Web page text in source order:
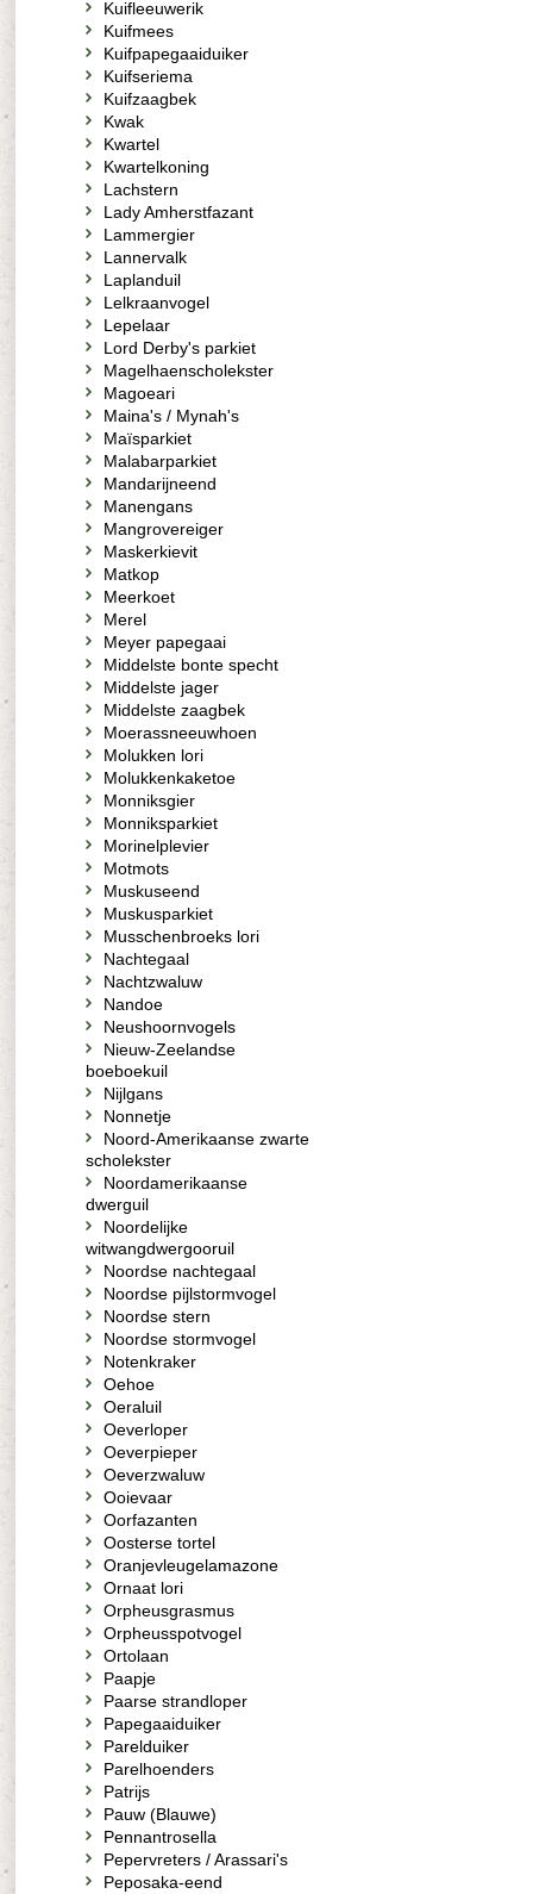
Kuifleeuwerik
Kuifmees
Kuifpapegaaiduiker
Kuifseriema
Kuifzaagbek
Kwak
Kwartel
Kwartelkoning
Lachstern
Lady Amherstfazant
Lammergier
Lannervalk
Laplanduil
Lelkraanvogel
Lepelaar
Lord Derby's parkiet
Magelhaenscholekster
Magoeari
Maina's / Mynah's
Maïsparkiet
Malabarparkiet
Mandarijneend
Manengans
Mangrovereiger
Maskerkievit
Matkop
Meerkoet
Merel
Meyer papegaai
Middelste bonte specht
Middelste jager
Middelste zaagbek
Moerassneeuwhoen
Molukken lori
Molukkenkaketoe
Monniksgier
Monniksparkiet
Morinelplevier
Motmots
Muskuseend
Muskusparkiet
Musschenbroeks lori
Nachtegaal
Nachtzwaluw
Nandoe
Neushoornvogels
Nieuw-Zeelandse
boeboekuil
Nijlgans
Nonnetje
Noord-Amerikaanse zwarte
scholekster
Noordamerikaanse
dwerguil
Noordelijke
witwangdwergooruil
Noordse nachtegaal
Noordse pijlstormvogel
Noordse stern
Noordse stormvogel
Notenkraker
Oehoe
Oeraluil
Oeverloper
Oeverpieper
Oeverzwaluw
Ooievaar
Oorfazanten
Oosterse tortel
Oranjevleugelamazone
Ornaat lori
Orpheusgrasmus
Orpheusspotvogel
Ortolaan
Paapje
Paarse strandloper
Papegaaiduiker
Parelduiker
Parelhoenders
Patrijs
Pauw (Blauwe)
Pennantrosella
Pepervreters / Arassari's
Peposaka-eend